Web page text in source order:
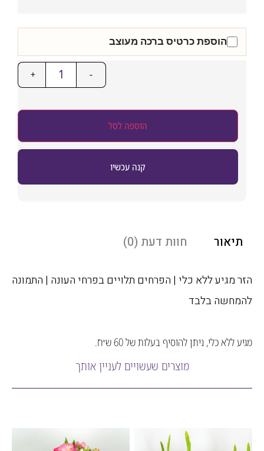
הוספת כרטיס ברכה מעוצב
+
הוספה לסל
קנה עכשיו
חוות דעת (0)
ללא כלי | הפרחים תלויים בפרחי העונה | התמונה
בלבד
כלי, ניתן להוסיף בעלות של 60 ש״ח.
מוצרים שעשויים לעניין אותך